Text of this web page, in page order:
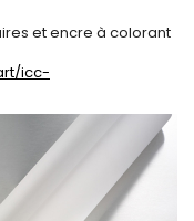
et encre à colorant
icc-